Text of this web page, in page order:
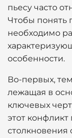
пьесу часто
Чтобы понять
необходимо
особенности.
Во-первых,
лежащая в
ключевых
этот
столкновения